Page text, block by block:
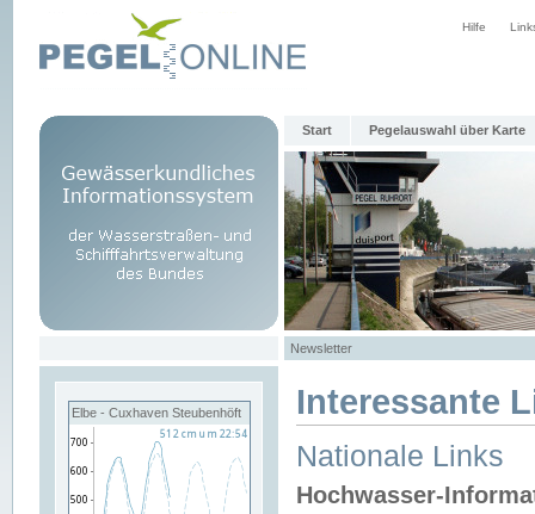
Hilfe
Start Pegelauswahl über Karte
Newsletter
Elbe - Cuxhaven Steubenhöft Interessante
Nationale Links
Hochwasser-